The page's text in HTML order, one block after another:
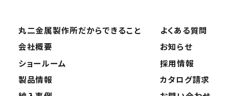
丸二金属製作所だからできること
会社概要
ショールーム
製品情報
よくある質問
お知らせ
採用情報
カタログ請求